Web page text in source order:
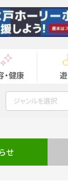
・健康
ジャンルを選択
せ